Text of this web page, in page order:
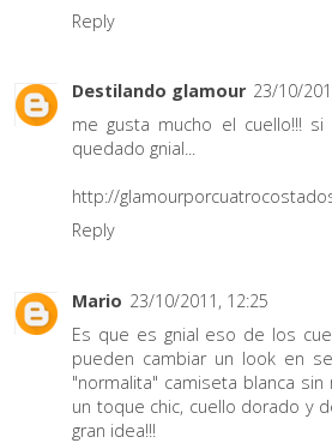
Reply
Destilando glamour 23/10/
me gusta mucho el cuello!!!
quedado gnial...
http://
Reply
Mario 23/10/2011, 12:25
Es que es gnial eso de los
pueden cambiar un look en
"normalita" camiseta blanca
un toque chic, cuello dorado y
gran idea!!!